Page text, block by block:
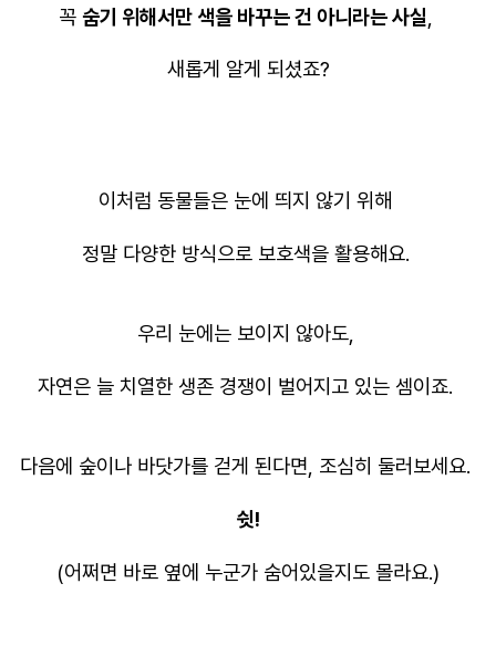
꼭 숨기 위해서만 색을 바꾸는 건 아니라는 사실,
새롭게 알게 되셨죠?
이처럼 동물들은 눈에 띄지 않기 위해
정말 다양한 방식으로 보호색을 활용해요.
우리 눈에는 보이지 않아도,
자연은 늘 치열한 생존 경쟁이 벌어지고 있는 셈이죠.
다음에 숲이나 바닷가를 걷게 된다면, 조심히 둘러보세요.
쉿!
(어쩌면 바로 옆에 누군가 숨어있을지도 몰라요.)